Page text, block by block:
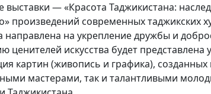
выставки — «Красота Таджикистана:
произведений современных таджикских
направлена на укрепление дружбы и
ценителей искусства будет представлена
картин (живопись и графика), созданных
мастерами, так и талантливыми